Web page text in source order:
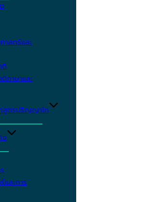
สตร์และ
ติ
ภาษาและ
สูตรปริญญาโท
จ
ละการ